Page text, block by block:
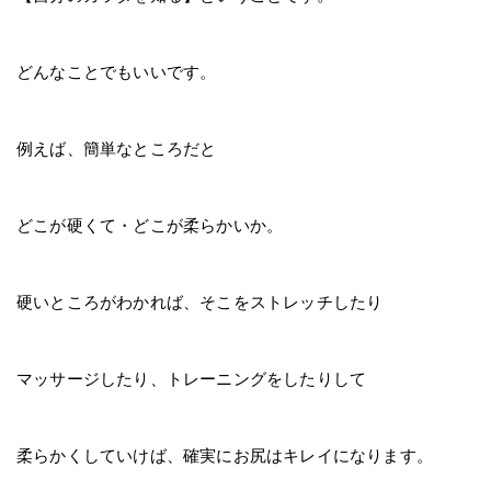
どんなことでもいいです。
例えば、簡単なところだと
どこが硬くて・どこが柔らかいか。
硬いところがわかれば、そこをストレッチしたり
マッサージしたり、トレーニングをしたりして
柔らかくしていけば、確実にお尻はキレイになります。